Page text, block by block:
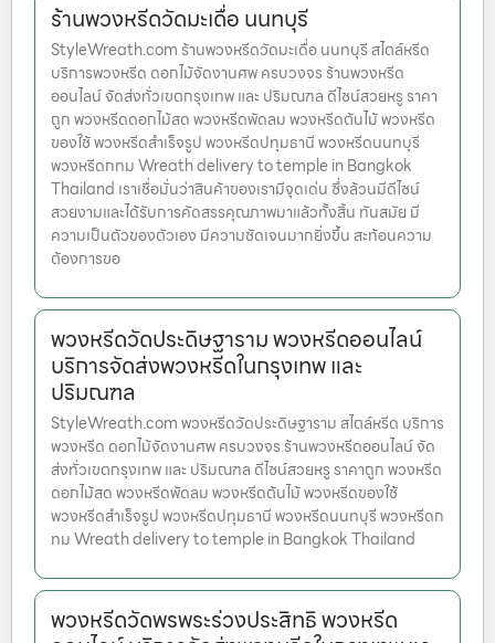
ร้านพวงหรีดวัดมะเดื่อ นนทบุรี
StyleWreath.com ร้านพวงหรีดวัดมะเดื่อ นนทบุรี สไตล์หรีด
บริการพวงหรีด ดอกไม้จัดงานศพ ครบวงจร ร้านพวงหรีด
ออนไลน์ จัดส่งทั่วเขตกรุงเทพ และ ปริมณฑล ดีไซน์สวยหรู ราคา
ถูก พวงหรีดดอกไม้สด พวงหรีดพัดลม พวงหรีดต้นไม้ พวงหรีด
ของใช้ พวงหรีดสำเร็จรูป พวงหรีดปทุมธานี พวงหรีดนนทบุรี
พวงหรีดกทม Wreath delivery to temple in Bangkok
Thailand เราเชื่อมั่นว่าสินค้าของเรามีจุดเด่น ซึ่งล้วนมีดีไซน์
สวยงามและได้รับการคัดสรรคุณภาพมาแล้วทั้งสิ้น ทันสมัย มี
ความเป็นตัวของตัวเอง มีความชัดเจนมากยิ่งขึ้น สะท้อนความ
ต้องการขอ
พวงหรีดวัดประดิษฐาราม พวงหรีดออนไลน์
บริการจัดส่งพวงหรีดในกรุงเทพ และ
ปริมณฑล
StyleWreath.com พวงหรีดวัดประดิษฐาราม สไตล์หรีด บริการ
พวงหรีด ดอกไม้จัดงานศพ ครบวงจร ร้านพวงหรีดออนไลน์ จัด
ส่งทั่วเขตกรุงเทพ และ ปริมณฑล ดีไซน์สวยหรู ราคาถูก พวงหรีด
ดอกไม้สด พวงหรีดพัดลม พวงหรีดต้นไม้ พวงหรีดของใช้
พวงหรีดสำเร็จรูป พวงหรีดปทุมธานี พวงหรีดนนทบุรี พวงหรีดก
ทม Wreath delivery to temple in Bangkok Thailand
พวงหรีดวัดพรพระร่วงประสิทธิ พวงหรีด